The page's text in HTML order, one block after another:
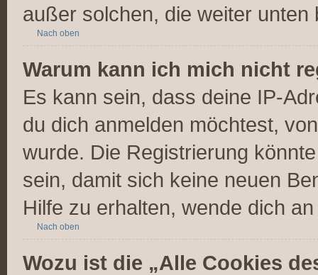
außer solchen, die weiter unten
Nach oben
Warum kann ich mich nicht
Es kann sein, dass deine IP-
du dich anmelden möchtest,
wurde. Die Registrierung
sein, damit sich keine neuen
Hilfe zu erhalten, wende dich
Nach oben
Wozu ist die „Alle Cookies